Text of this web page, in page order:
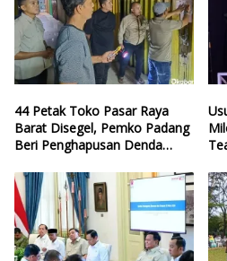
44 Petak Toko Pasar Raya
Barat Disegel, Pemko Padang
Beri Penghapusan Denda